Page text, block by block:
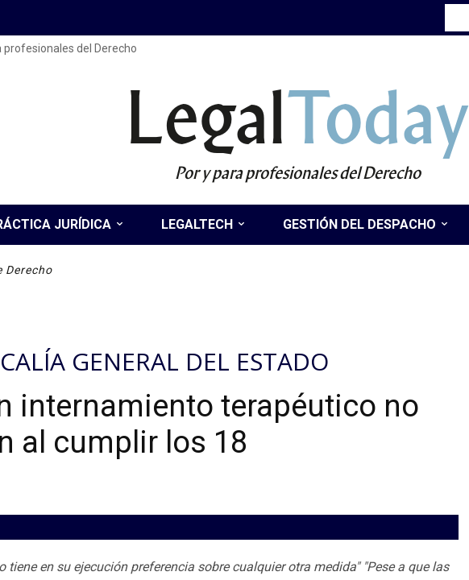
profesionales del Derecho
LegalToday
Por y para profesionales del Derecho
JURÍDICA LEGALTECH GESTIÓN DEL DESPACHO
Derecho
GENERAL DEL ESTADO
internamiento terapéutico no
al cumplir los 18
en su ejecución preferencia sobre cualquier otra medida" "Pese a que las